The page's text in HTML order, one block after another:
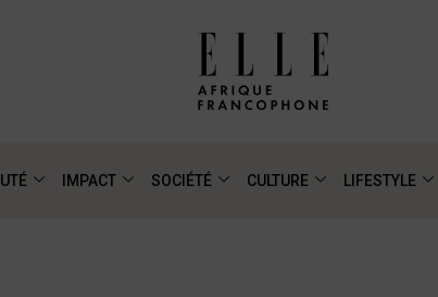
IMPACT SOCIÉTÉ CULTURE LIFESTYLE